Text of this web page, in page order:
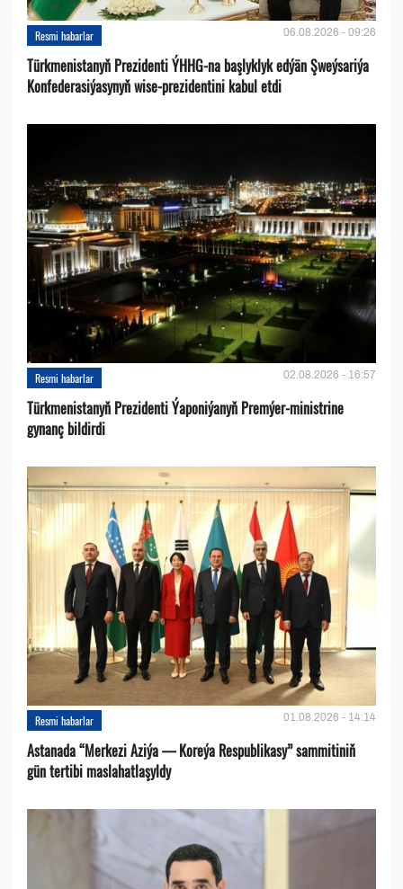
Resmi habarlar 06.08.2026 - 09:26
Türkmenistanyň Prezidenti ÝHHG-na başlyklyk edýän Şweýsariýa
Konfederasiýasynyň wise-prezidentini kabul etdi
Resmi habarlar 02.08.2026 - 16:57
Türkmenistanyň Prezidenti Ýaponiýanyň Premýer-ministrine
gynanç bildirdi
Resmi habarlar 01.08.2026 - 14:14
Astanada “Merkezi Aziýa — Koreýa Respublikasy” sammitiniň
gün tertibi maslahatlaşyldy